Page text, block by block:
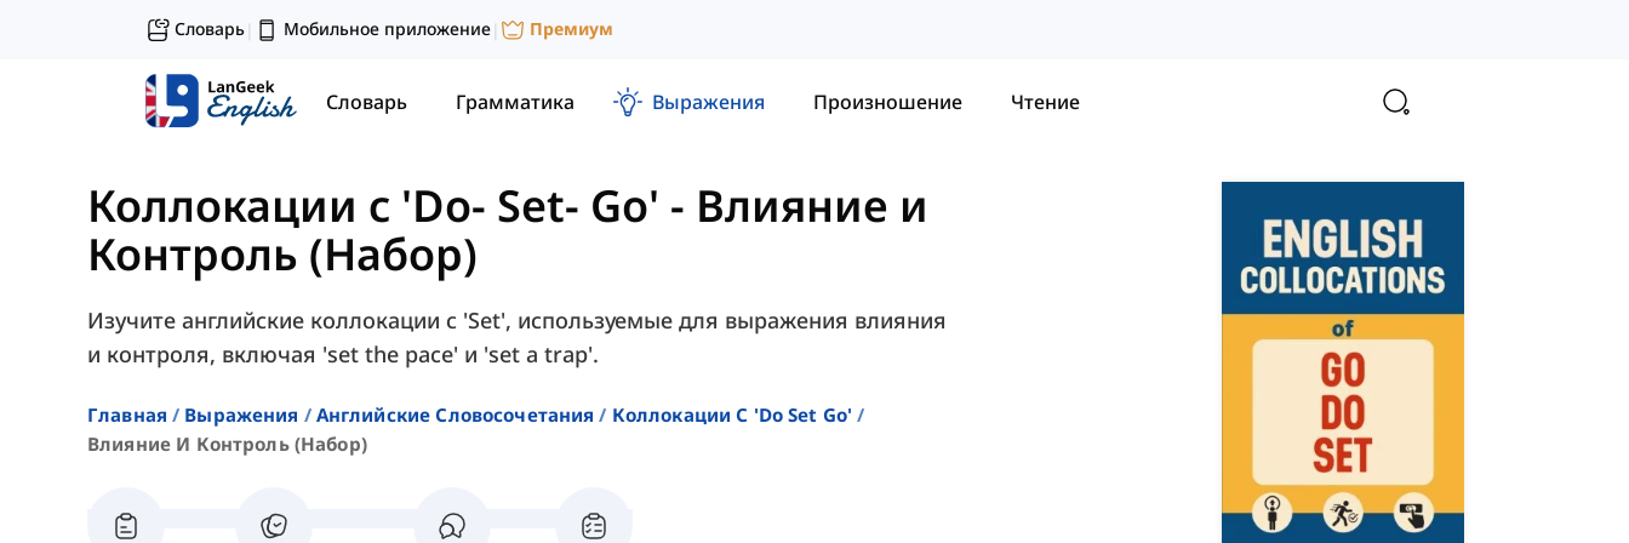
Словарь| Мобильное приложение| Премиум
Словарь Грамматика Выражения Произношение Чтение
Коллокации с 'Do- Set- Go' - Влияние и
Контроль (Набор)
Изучите английские коллокации с 'Set', используемые для выражения влияния
и контроля, включая 'set the pace' и 'set a trap'.
Главная Выражения Английские Словосочетания
Коллокации С 'do Set Go'
Влияние И Контроль (набор)